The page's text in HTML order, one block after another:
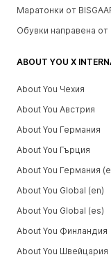
Маратонки от
Обувки направена от
ABOUT YOU X
About You Чехия
About You Австрия
About You Германия
About You Гърция
About You Германия
About You Global (en)
About You Global (es)
About You Финландия
About You Швейцария